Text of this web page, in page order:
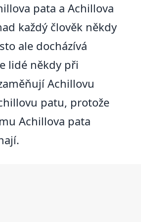
pata a Achillova
každý člověk někdy
ale docházívá
lidé někdy při
Achillovu
patu, protože
Achillova pata